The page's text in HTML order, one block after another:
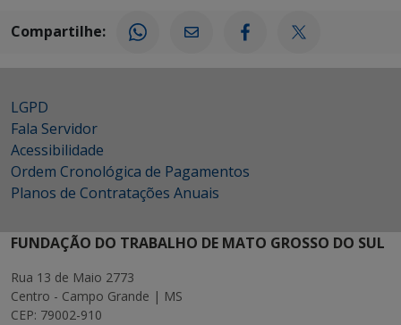
Compartilhe:
LGPD
Fala Servidor
Acessibilidade
Ordem Cronológica de Pagamentos
Planos de Contratações Anuais
FUNDAÇÃO DO TRABALHO DE MATO GROSSO DO SUL
Rua 13 de Maio 2773
Centro - Campo Grande | MS
CEP: 79002-910